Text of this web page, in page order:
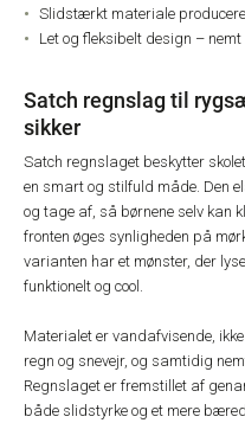
Slidstærkt materiale
Let og fleksibelt design –
Satch regnslag til
sikker
Satch regnslaget beskytter
en smart og stilfuld måde. Den
og tage af, så børnene selv kan
fronten øges synligheden på
varianten har et mønster, der
funktionelt og cool.
Materialet er vandafvisende,
regn og snevejr, og samtidig
Regnslaget er fremstillet af
både slidstyrke og et mere